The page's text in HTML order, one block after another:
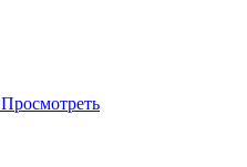
Просмотреть